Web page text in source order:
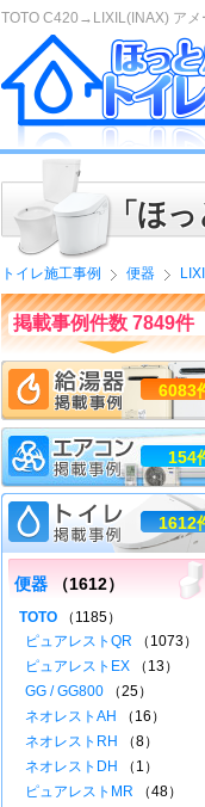
TOTO C420→LIXIL(INAX) アメ
「ほ
トイレ施工事例 便器
掲載事例件数 7849件
6083
154
1612
便器 （1612）
TOTO （1185）
ピュアレストQR （1073）
ピュアレストEX （13）
GG / GG800 （25）
ネオレストAH
（16）
ネオレストRH
（8）
ネオレストDH
（1）
ピュアレストMR （48）